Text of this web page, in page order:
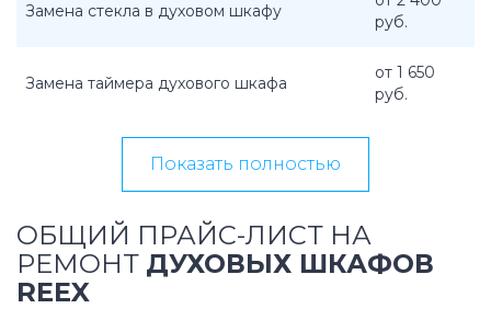
Замена стекла в духовом шкафу
руб.
Замена таймера духового шкафа
от 1 650
руб.
Показать полностью
ОБЩИЙ ПРАЙС-ЛИСТ НА
РЕМОНТ ДУХОВЫХ ШКАФОВ
REEX